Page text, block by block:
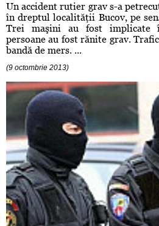
Un accident rutier grav s-a
în dreptul localităţii Bucov, pe
Trei maşini au fost implicate
persoane au fost rănite grav.
bandă de mers. ...
(9 octombrie 2013)